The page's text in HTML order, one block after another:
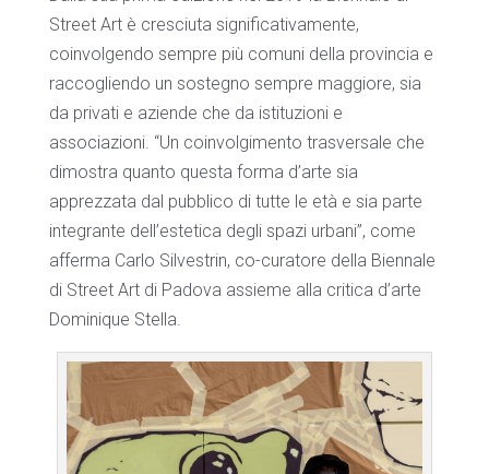
Street Art è cresciuta significativamente,
coinvolgendo sempre più comuni della provincia e
raccogliendo un sostegno sempre maggiore, sia
da privati e aziende che da istituzioni e
associazioni. “Un coinvolgimento trasversale che
dimostra quanto questa forma d’arte sia
apprezzata dal pubblico di tutte le età e sia parte
integrante dell’estetica degli spazi urbani”, come
afferma Carlo Silvestrin, co-curatore della Biennale
di Street Art di Padova assieme alla critica d’arte
Dominique Stella.